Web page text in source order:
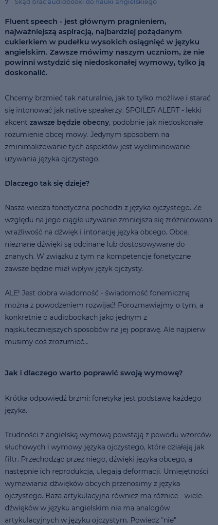
Fluent speech - jest głównym pragnieniem,
najważniejszą aspiracją, najbardziej pożądanym
cukierkiem w pudełku wysokich osiągnięć w języku
angielskim. Zawsze mówimy naszym uczniom, że nie
powinni wstydzić się niedoskonałej wymowy, tylko ją
doskonalić.
Chcemy brzmieć tak naturalnie, jak to tylko możliwe i starać
się intonować jak native speakerzy. SPOILER ALERT - lekki
akcent zawsze będzie obecny, podobnie jak niedoskonałe
rozumienie obcej mowy. Jedynym sposobem na
zminimalizowanie tych aspektów jest wyeliminowanie
używania języka ojczystego.
Dlaczego tak się dzieje?
Nasza wiedza fonetyczna pochodzi z języka ojczystego. Ze
względu na jego ciągłe używanie zmniejsza się zróżnicowana
wrażliwość na dźwięk i intonację języka obcego. Obce,
nieznane dźwięki są odcinane lub dostosowywane do
znanych. W związku z tym na kompetencje fonetyczne
zawsze będzie miał wpływ język ojczysty.
ALE! Jest dobra wiadomość - świadomość fonemiczną
można z powodzeniem rozwijać! Porozmawiajmy o tym, a
konkretnie o audiobookach jako jednym z
najskuteczniejszych sposobów na jej poprawę. Ale najpierw
musimy coś zrozumieć...
Jak i dlaczego warto poprawić swoją wymowę?
Krótka odpowiedź brzmi: fonetyka jest podstawą każdego
języka.
Trudności z angielską wymową powstają z powodu wzorców
słuchowych i wymowy języka ojczystego, które działają jak
filtr. Przechodząc przez niego, dźwięki języka obcego, a
następnie ich reprodukcja, ulegają deformacji. Umiejętności
wymawiania dźwięków obcych przenosimy z języka
ojczystego. Baza artykulacyjna również ma różnice - wiele
dźwięków w języku angielskim nie ma analogów
artykulacyjnych w języku ojczystym. Powiedz "nie"